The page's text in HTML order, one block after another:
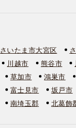
さいたま市大宮区
川越市 熊谷市
草加市 鴻巣市
富士見市 坂戸市
南埼玉郡 北葛飾